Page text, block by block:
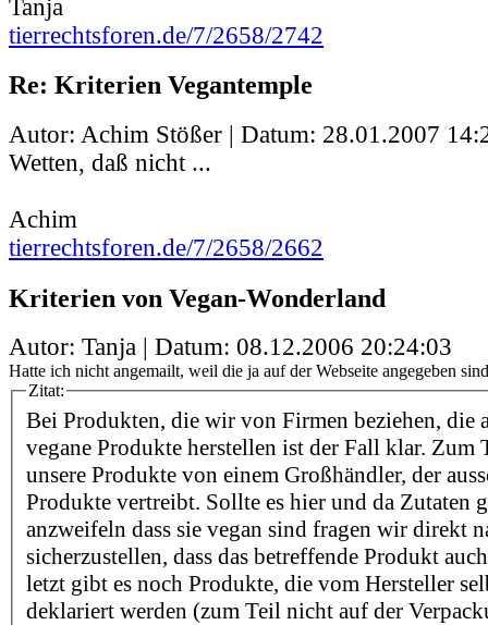
Tanja
tierrechtsforen.de/7/2658/2742
Re: Kriterien Vegantemple
Autor: Achim Stößer | Datum: 28.01.2007
Wetten, daß nicht ...
Achim
tierrechtsforen.de/7/2658/2662
Kriterien von Vegan-Wonderland
Autor: Tanja | Datum: 08.12.2006 20:24:03
Hatte ich nicht angemailt, weil die ja auf der Webseite angegeben
Zitat:
Bei Produkten, die wir von Firmen beziehen, die
vegane Produkte herstellen ist der Fall klar. Zum
unsere Produkte von einem Großhändler, der
Produkte vertreibt. Sollte es hier und da Zutaten
anzweifeln dass sie vegan sind fragen wir direkt
sicherzustellen, dass das betreffende Produkt
letzt gibt es noch Produkte, die vom Hersteller
deklariert werden (zum Teil nicht auf der